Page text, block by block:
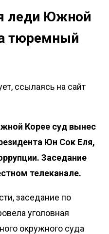
леди Южной
тюремный
ссылаясь на сайт
Корее суд вынес
Юн Сок Еля,
Заседание
телеканале.
, заседание по
уголовная
окружного суда